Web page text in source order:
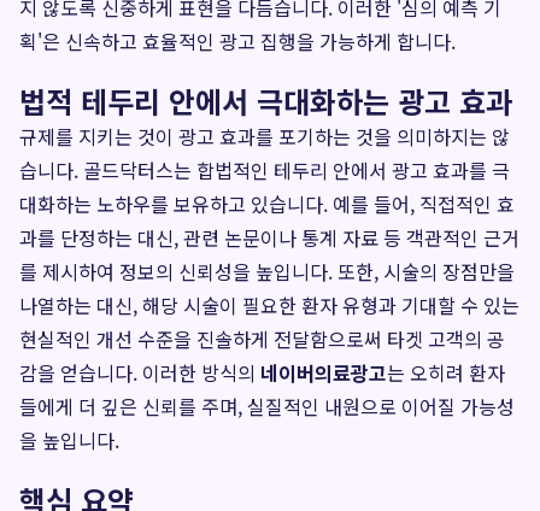
지 않도록 신중하게 표현을 다듬습니다. 이러한 '심의 예측 기
획'은 신속하고 효율적인 광고 집행을 가능하게 합니다.
법적 테두리 안에서 극대화하는 광고 효과
규제를 지키는 것이 광고 효과를 포기하는 것을 의미하지는 않
습니다. 골드닥터스는 합법적인 테두리 안에서 광고 효과를 극
대화하는 노하우를 보유하고 있습니다. 예를 들어, 직접적인 효
과를 단정하는 대신, 관련 논문이나 통계 자료 등 객관적인 근거
를 제시하여 정보의 신뢰성을 높입니다. 또한, 시술의 장점만을
나열하는 대신, 해당 시술이 필요한 환자 유형과 기대할 수 있는
현실적인 개선 수준을 진솔하게 전달함으로써 타겟 고객의 공
감을 얻습니다. 이러한 방식의 네이버의료광고는 오히려 환자
들에게 더 깊은 신뢰를 주며, 실질적인 내원으로 이어질 가능성
을 높입니다.
핵심 요약